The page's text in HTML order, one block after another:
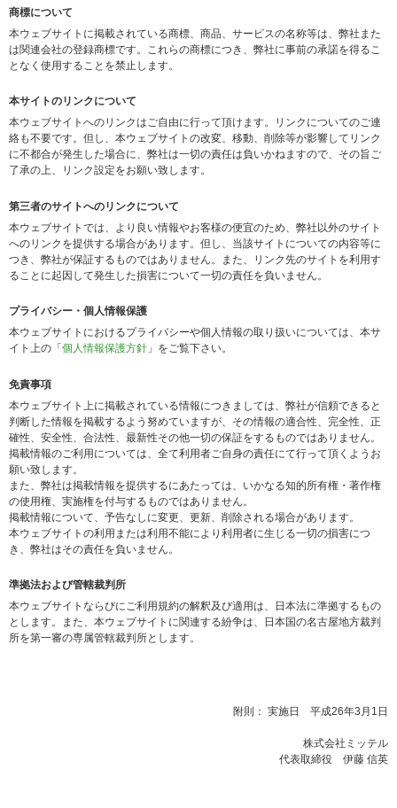
商標について
本ウェブサイトに掲載されている商標、商品、サービスの名称等は、弊社また
は関連会社の登録商標です。これらの商標につき、弊社に事前の承諾を得るこ
となく使用することを禁止します。
本サイトのリンクについて
本ウェブサイトへのリンクはご自由に行って頂けます。リンクについてのご連
絡も不要です。但し、本ウェブサイトの改変、移動、削除等が影響してリンク
に不都合が発生した場合に、弊社は一切の責任は負いかねますので、その旨ご
了承の上、リンク設定をお願い致します。
第三者のサイトへのリンクについて
本ウェブサイトでは、より良い情報やお客様の便宜のため、弊社以外のサイト
へのリンクを提供する場合があります。但し、当該サイトについての内容等に
つき、弊社が保証するものではありません。また、リンク先のサイトを利用す
ることに起因して発生した損害について一切の責任を負いません。
プライバシー・個人情報保護
本ウェブサイトにおけるプライバシーや個人情報の取り扱いについては、本サ
イト上の「 個人情報保護方針 」をご覧下さい。
免責事項
本ウェブサイト上に掲載されている情報につきましては、弊社が信頼できると
判断した情報を掲載するよう努めていますが、その情報の適合性、完全性、正
確性、安全性、合法性、最新性その他一切の保証をするものではありません。
掲載情報のご利用については、全て利用者ご自身の責任にて行って頂くようお
願い致します。
また、弊社は掲載情報を提供するにあたっては、いかなる知的所有権・著作権
の使用権、実施権を付与するものではありません。
掲載情報について、予告なしに変更、更新、削除される場合があります。
本ウェブサイトの利用または利用不能により利用者に生じる一切の損害につ
き、弊社はその責任を負いません。
準拠法および管轄裁判所
本ウェブサイトならびにご利用規約の解釈及び適用は、日本法に準拠するもの
とします。また、本ウェブサイトに関連する紛争は、日本国の名古屋地方裁判
所を第一審の専属管轄裁判所とします。
附則： 実施日 平成26年3月1日
株式会社ミッテル
代表取締役 伊藤 信英